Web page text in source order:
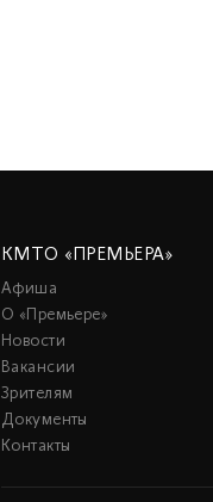
КМТО «ПРЕМЬЕРА»
Афиша
О «Премьере»
Новости
Вакансии
Зрителям
Документы
Контакты